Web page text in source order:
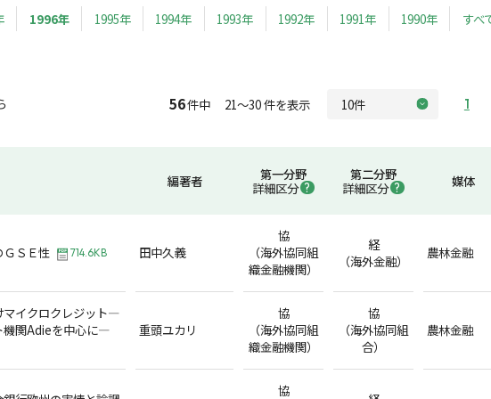
1996年 1995年 1994年 1993年 1992年 1991年 1990年 すべ
56件中 21～30 件を表示 1
編著者
第一分野
詳細区分
第二分野
詳細区分
媒体
ＳＥ性 714.6KB 田中久義
協
（海外協同組
織金融機関）
経
（海外金融）
農林金融
マイクロクレジット―
機関Adieを中心に―
重頭ユカリ
協
（海外協同組
織金融機関）
協
（海外協同組
合）
農林金融
協